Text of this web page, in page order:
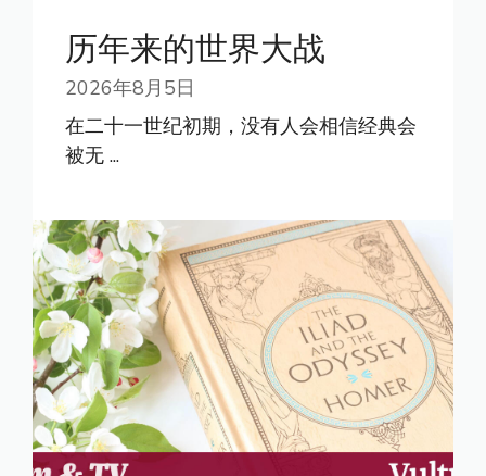
历年来的世界大战
2026年8月5日
在二十一世纪初期，没有人会相信经典会
被无 ...